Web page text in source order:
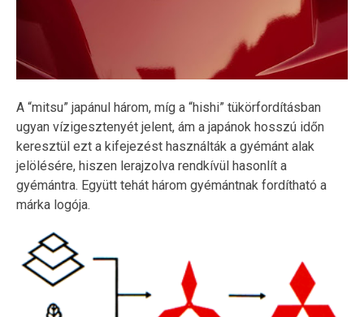
A “mitsu” japánul három, míg a “hishi” tükörfordításban
ugyan vízigesztenyét jelent, ám a japánok hosszú időn
keresztül ezt a kifejezést használták a gyémánt alak
jelölésére, hiszen lerajzolva rendkívül hasonlít a
gyémántra. Együtt tehát három gyémántnak fordítható a
márka logója.